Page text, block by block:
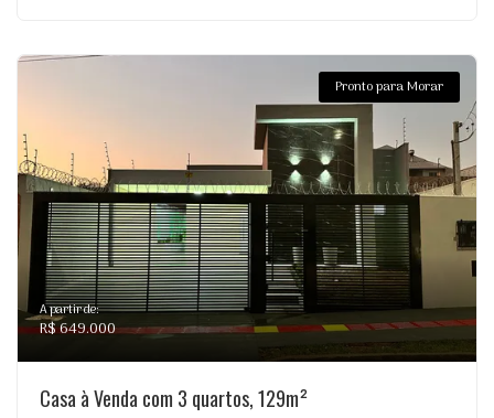
Pronto para Morar
A partir de:
R$ 649.000
Casa à Venda com 3 quartos, 129m²